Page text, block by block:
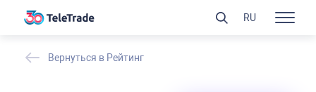
Вернуться в Рейтинг
RU